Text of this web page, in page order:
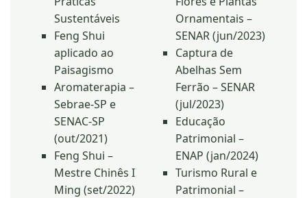
Sustentáveis
Feng Shui
aplicado ao
Paisagismo
Aromaterapia –
Sebrae-SP e
SENAC-SP
(out/2021)
Feng Shui –
Mestre Chinês I
Ming (set/2022)
Ornamentais –
SENAR (jun/2023)
Captura de
Abelhas Sem
Ferrão – SENAR
(jul/2023)
Educação
Patrimonial –
ENAP (jan/2024)
Turismo Rural e
Patrimonial –